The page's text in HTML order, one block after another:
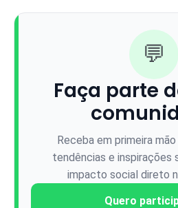
💬
Faça parte
Receba em primeira
tendências e inspirações
impacto social direto
Quero